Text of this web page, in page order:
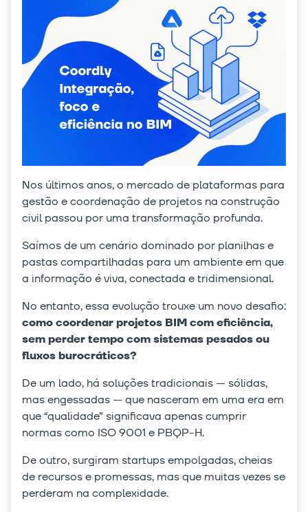
Nos últimos anos, o mercado de plataformas para
gestão e coordenação de projetos na construção
civil passou por uma transformação profunda.
Saímos de um cenário dominado por planilhas e
pastas compartilhadas para um ambiente em que
a informação é viva, conectada e tridimensional.
No entanto, essa evolução trouxe um novo desafio:
como coordenar projetos BIM com eficiência,
sem perder tempo com sistemas pesados ou
fluxos burocráticos?
De um lado, há soluções tradicionais — sólidas,
mas engessadas — que nasceram em uma era em
que “qualidade” significava apenas cumprir
normas como ISO 9001 e PBQP-H.
De outro, surgiram startups empolgadas, cheias
de recursos e promessas, mas que muitas vezes se
perderam na complexidade.